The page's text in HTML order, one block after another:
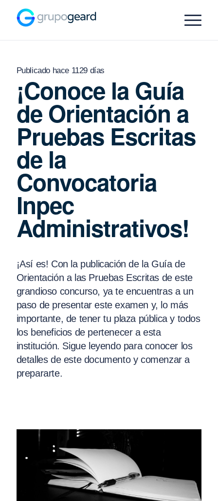
Publicado hace 1129 días
¡Conoce la Guía
de Orientación a
Pruebas Escritas
de la
Convocatoria
Inpec
Administrativos!
¡Así es! Con la publicación de la Guía de
Orientación a las Pruebas Escritas de este
grandioso concurso, ya te encuentras a un
paso de presentar este examen y, lo más
importante, de tener tu plaza pública y todos
los beneficios de pertenecer a esta
institución. Sigue leyendo para conocer los
detalles de este documento y comenzar a
prepararte.